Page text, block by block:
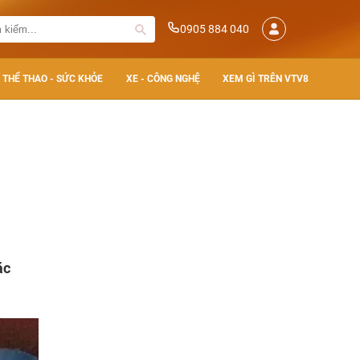
0905 884 040
THỂ THAO - SỨC KHỎE XE - CÔNG NGHỆ XEM GÌ TRÊN VTV8